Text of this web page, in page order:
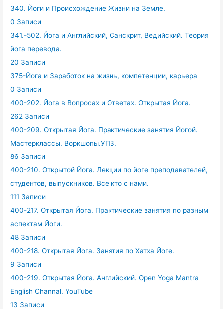
340. Йоги и Происхождение Жизни на Земле.
0 Записи
341.-502. Йога и Английский, Санскрит, Ведийский. Теория
йога перевода.
20 Записи
375-Йога и Заработок на жизнь, компетенции, карьера
0 Записи
400-202. Йога в Вопросах и Ответах. Открытая Йога.
262 Записи
400-209. Открытая Йога. Практические занятия Йогой.
Мастерклассы. Воркшопы.УПЗ.
86 Записи
400-210. Открытой Йога. Лекции по йоге преподавателей,
студентов, выпускников. Все кто с нами.
111 Записи
400-217. Открытая Йога. Практические занятия по разным
аспектам Йоги.
48 Записи
400-218. Открытая Йога. Занятия по Хатха Йоге.
9 Записи
400-219. Открытая Йога. Английский. Open Yoga Mantra
English Channal. YouTube
13 Записи